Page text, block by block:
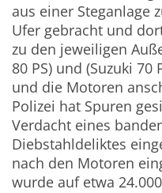
aus einer Steganlage
Ufer gebracht und
zu den jeweiligen
80 PS) und (Suzuki
und die Motoren
Polizei hat Spuren
Verdacht eines
Diebstahldeliktes
nach den Motoren
wurde auf etwa